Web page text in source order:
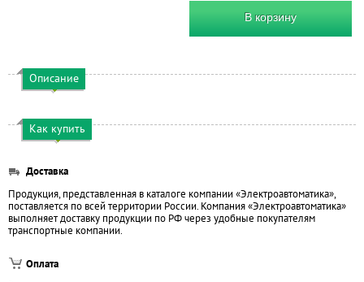
В корзину
Описание
Как купить
Доставка
Продукция, представленная в каталоге компании «Электроавтоматика»,
поставляется по всей территории России. Компания «Электроавтоматика»
выполняет доставку продукции по РФ через удобные покупателям
транспортные компании.
Оплата